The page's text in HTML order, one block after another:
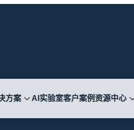
方案 AI实验室客户案例资源中心